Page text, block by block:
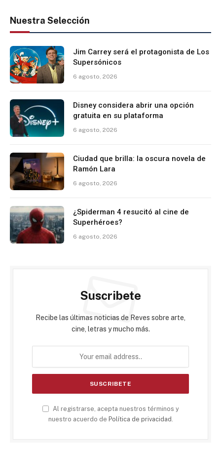
Nuestra Selección
Jim Carrey será el protagonista de Los
Supersónicos
6 agosto, 2026
Disney considera abrir una opción
gratuita en su plataforma
6 agosto, 2026
Ciudad que brilla: la oscura novela de
Ramón Lara
6 agosto, 2026
¿Spiderman 4 resucitó al cine de
Superhéroes?
6 agosto, 2026
Suscribete
Recibe las últimas noticias de Reves sobre arte,
cine, letras y mucho más.
Al registrarse, acepta nuestros términos y
nuestro acuerdo de Política de privacidad .